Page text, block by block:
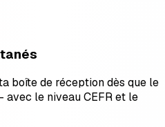
boîte de réception dès que le
le niveau CEFR et le